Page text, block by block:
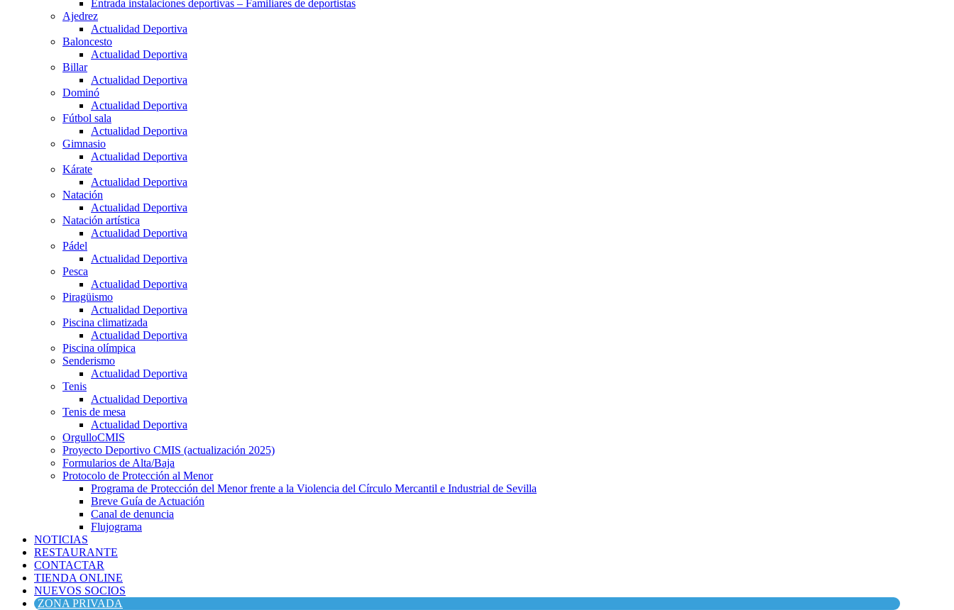
Entrada instalaciones deportivas – Familiares de deportistas
Ajedrez
Actualidad Deportiva
Baloncesto
Actualidad Deportiva
Billar
Actualidad Deportiva
Dominó
Actualidad Deportiva
Fútbol sala
Actualidad Deportiva
Gimnasio
Actualidad Deportiva
Kárate
Actualidad Deportiva
Natación
Actualidad Deportiva
Natación artística
Actualidad Deportiva
Pádel
Actualidad Deportiva
Pesca
Actualidad Deportiva
Piragüismo
Actualidad Deportiva
Piscina climatizada
Actualidad Deportiva
Piscina olímpica
Senderismo
Actualidad Deportiva
Tenis
Actualidad Deportiva
Tenis de mesa
Actualidad Deportiva
OrgulloCMIS
Proyecto Deportivo CMIS (actualización 2025)
Formularios de Alta/Baja
Protocolo de Protección al Menor
Programa de Protección del Menor frente a la Violencia del Círculo Mercantil e Industrial de Sevilla
Breve Guía de Actuación
Canal de denuncia
Flujograma
NOTICIAS
RESTAURANTE
CONTACTAR
TIENDA ONLINE
NUEVOS SOCIOS
ZONA PRIVADA